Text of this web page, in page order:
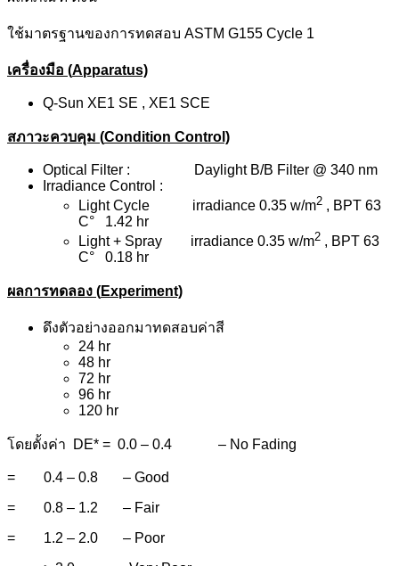
ใช้มาตรฐานของการทดสอบ ASTM G155 Cycle 1
เครื่องมือ (Apparatus)
Q-Sun XE1 SE , XE1 SCE
สภาวะควบคุม (Condition Control)
Optical Filter : Daylight B/B Filter @ 340 nm
Irradiance Control :
Light Cycle irradiance 0.35 w/m2 , BPT 63
C° 1.42 hr
Light + Spray irradiance 0.35 w/m2 , BPT 63
C° 0.18 hr
ผลการทดลอง (Experiment)
ดึงตัวอย่างออกมาทดสอบค่าสี
24 hr
48 hr
72 hr
96 hr
120 hr
โดยตั้งค่า DE* = 0.0 – 0.4 – No Fading
= 0.4 – 0.8 – Good
= 0.8 – 1.2 – Fair
= 1.2 – 2.0 – Poor